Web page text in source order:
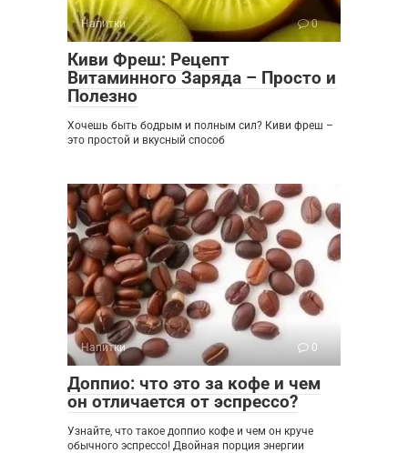
Напитки 0
Киви Фреш: Рецепт
Витаминного Заряда – Просто и
Полезно
Хочешь быть бодрым и полным сил? Киви фреш –
это простой и вкусный способ
Напитки 0
Доппио: что это за кофе и чем
он отличается от эспрессо?
Узнайте, что такое доппио кофе и чем он круче
обычного эспрессо! Двойная порция энергии